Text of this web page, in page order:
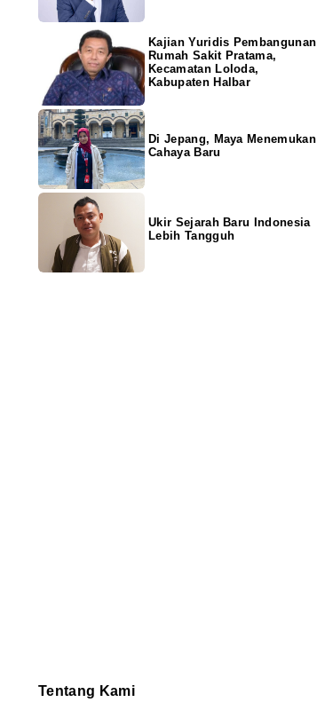
Kajian Yuridis Pembangunan
Rumah Sakit Pratama,
Kecamatan Loloda,
Kabupaten Halbar
Di Jepang, Maya Menemukan
Cahaya Baru
Ukir Sejarah Baru Indonesia
Lebih Tangguh
Tentang Kami